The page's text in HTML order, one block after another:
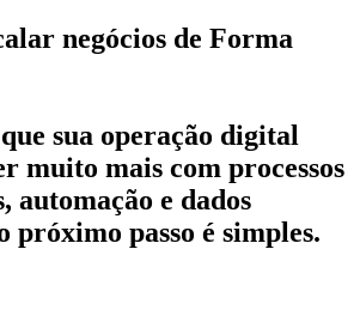
negócios de Forma
sua operação digital
muito mais com processos
automação e dados
próximo passo é simples.